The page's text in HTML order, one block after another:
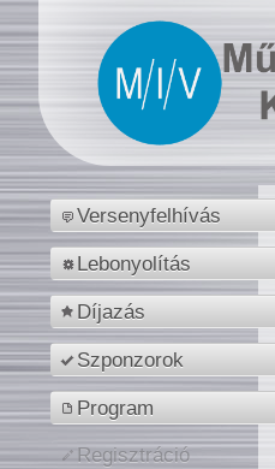
Versenyfelhívás
Lebonyolítás
Díjazás
Szponzorok
Program
Regisztráció